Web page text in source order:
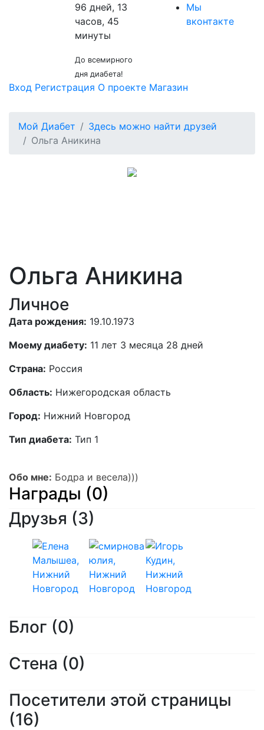
96 дней, 13
часов, 45
минуты
До всемирного
дня диабета!
Мы
вконтакте
Вход Регистрация О проекте Магазин
Мой Диабет
Здесь можно найти друзей
Ольга Аникина
Ольга Аникина
Личное
Дата рождения: 19.10.1973
Моему диабету: 11 лет 3 месяца 28 дней
Страна: Россия
Область: Нижегородская область
Город: Нижний Новгород
Тип диабета: Тип 1
Обо мне: Бодра и весела)))
Награды (0)
Друзья (3)
Блог (0)
Стена (0)
Посетители этой страницы
(16)